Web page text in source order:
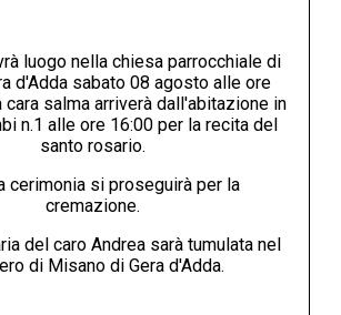
luogo nella chiesa parrocchiale di
d'Adda sabato 08 agosto alle ore
cara salma arriverà dall'abitazione in
n.1 alle ore 16:00 per la recita del
santo rosario.
cerimonia si proseguirà per la
cremazione.
del caro Andrea sarà tumulata nel
di Misano di Gera d'Adda.